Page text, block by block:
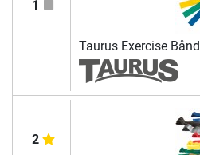
1
Taurus Exercise Bånd
2